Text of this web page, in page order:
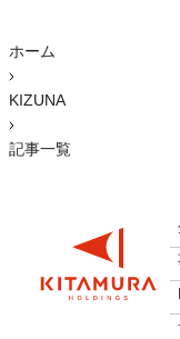
ホーム
KIZUNA
記事一覧